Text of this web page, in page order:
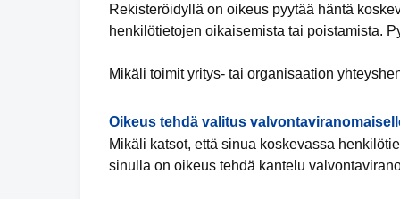
Rekisteröidyllä on oikeus pyytää häntä
henkilötietojen oikaisemista tai poistamista.
Mikäli toimit yritys- tai organisaation
Oikeus tehdä valitus
Mikäli katsot, että sinua koskevassa
sinulla on oikeus tehdä kantelu